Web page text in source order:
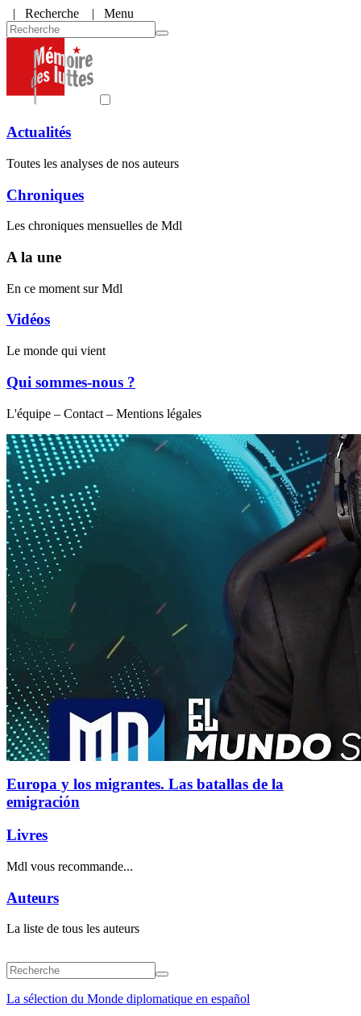
| Recherche | Menu
Actualités
Toutes les analyses de nos auteurs
Chroniques
Les chroniques mensuelles de Mdl
A la une
En ce moment sur Mdl
Vidéos
Le monde qui vient
Qui sommes-nous ?
L'équipe – Contact – Mentions légales
Europa y los migrantes. Las batallas de la
emigración
Livres
Mdl vous recommande...
Auteurs
La liste de tous les auteurs
La sélection du Monde diplomatique en español